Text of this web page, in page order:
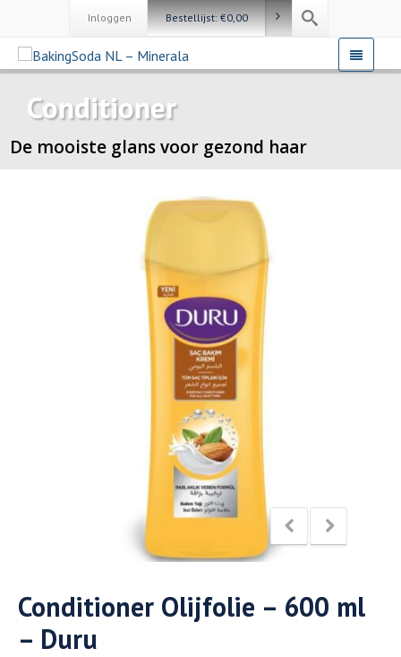
Inloggen Bestellijst:€0,00
Conditioner
De mooiste glans voor gezond haar
Conditioner Olijfolie – 600 ml
– Duru